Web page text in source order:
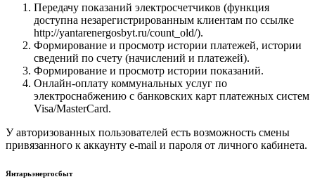
Передачу показаний электросчетчиков (функция
доступна незарегистрированным клиентам по ссылке
http://yantarenergosbyt.ru/count_old/).
Формирование и просмотр истории платежей, истории
сведений по счету (начислений и платежей).
Формирование и просмотр истории показаний.
Онлайн-оплату коммунальных услуг по
электроснабжению с банковских карт платежных систем
Visa/MasterCard.
У авторизованных пользователей есть возможность смены
привязанного к аккаунту e-mail и пароля от личного кабинета.
Янтарьэнергосбыт